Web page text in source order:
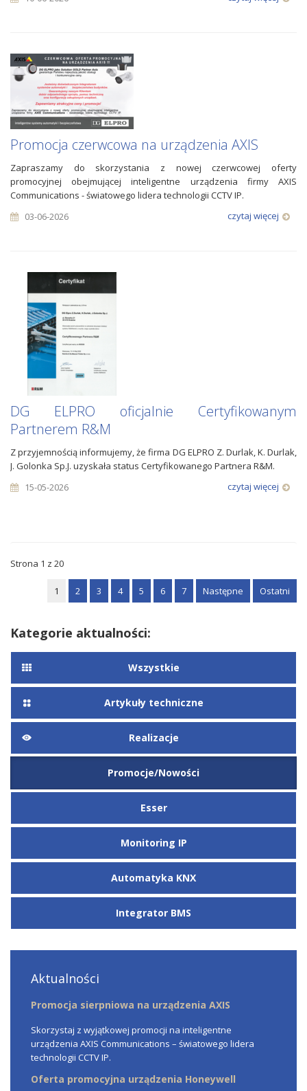
Promocja czerwcowa na urządzenia AXIS
Zapraszamy do skorzystania z nowej czerwcowej oferty
promocyjnej obejmującej inteligentne urządzenia firmy AXIS
Communications - światowego lidera technologii CCTV IP.
03-06-2026
czytaj więcej
DG ELPRO oficjalnie Certyfikowanym
Partnerem R&M
Z przyjemnością informujemy, że firma DG ELPRO Z. Durlak, K. Durlak,
J. Golonka Sp.J. uzyskała status Certyfikowanego Partnera R&M.
15-05-2026
czytaj więcej
Strona 1 z 20
1 2 3 4 5 6 7 Następne Ostatni
Kategorie aktualności:
Wszystkie
Artykuły techniczne
Realizacje
Promocje/Nowości
Esser
Monitoring IP
Automatyka KNX
Integrator BMS
Aktualności
Promocja sierpniowa na urządzenia AXIS
Skorzystaj z wyjątkowej promocji na inteligentne
urządzenia AXIS Communications – światowego lidera
technologii CCTV IP.
Oferta promocyjna urządzenia Honeywell